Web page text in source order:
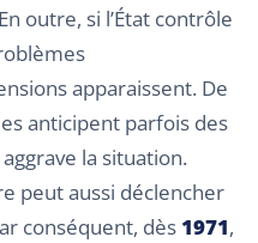
outre, si l’État contrôle
apparaissent. De
anticipent parfois des
la situation.
peut aussi déclencher
conséquent, dès 1971,